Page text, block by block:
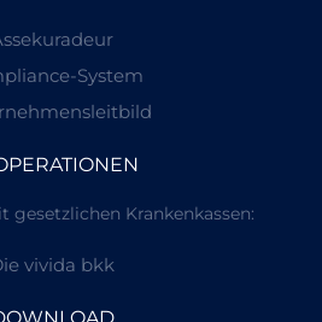
System
gesetzlichen Krankenkassen:
vivida bkk